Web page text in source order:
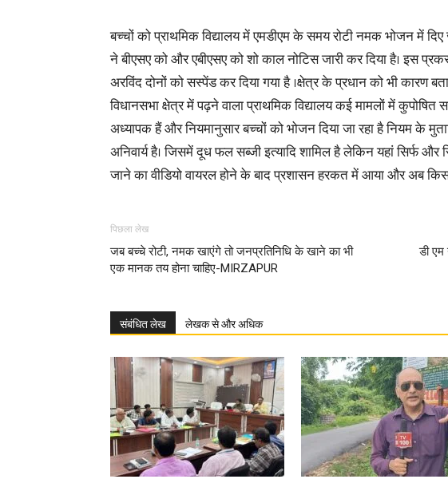
बच्चों को प्राथमिक विद्यालय में एमडीएम के समय रोटी नमक भोजन में
ने बीएसए को और एबीएसए को शो काल नोटिस जारी कर दिया है। इस
अरविंद दोनों को सस्पेंड कर दिया गया है ।क्षेत्र के प्रधान को भी कारण
विधानसभा क्षेत्र में पढ़ने वाला प्राथमिक विद्यालय कई मामलों में कुपोषित
अध्यापक हैं और नियमानुसार बच्चों को भोजन दिया जा रहा है नियम के
अनिवार्य है। जिसमें दूध फल सब्जी इत्यादि शामिल है लेकिन यहां सिर्फ
जाने का वीडियो वायरल होने के बाद प्रशासन हरकत में आया और अब किस
पिछला लेख
जब बच्चे रोटी, नमक खाएंगे तो जनप्रतिनिधि के खाने का भी
एक मानक तय होना चाहिए-MIRZAPUR
डी एम
संबंधित लेख लेखक से और अधिक